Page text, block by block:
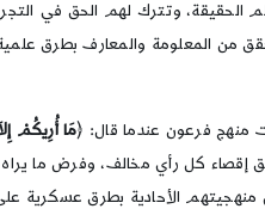
وتترك لهم الحق في التجربة
من المعلومة والمعارف بطرق
منهج فرعون عندما قال: ﴿مَا أُرِيكُمْ
إقصاء كل رأي مخالف، وفرض ما
الأحادية بطرق عسكرية